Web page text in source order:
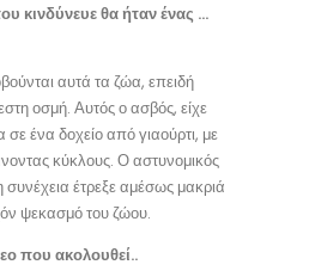
κινδύνευε θα ήταν ένας …
αυτά τα ζώα, επειδή
οσμή. Αυτός ο ασβός, είχε
σε ένα δοχείο από γιαούρτι, με
κύκλους. Ο αστυνομικός
έτρεξε αμέσως μακριά
ψεκασμό του ζώου.
που ακολουθεί..